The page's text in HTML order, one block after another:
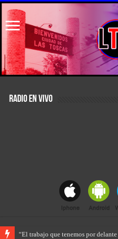
RADIO EN VIVO
“El trabajo que tenemos por
Libertad con restricciones para